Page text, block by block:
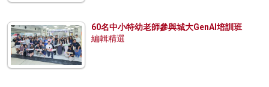
60名中小特幼老師參與城大GenAI培訓班
編輯精選